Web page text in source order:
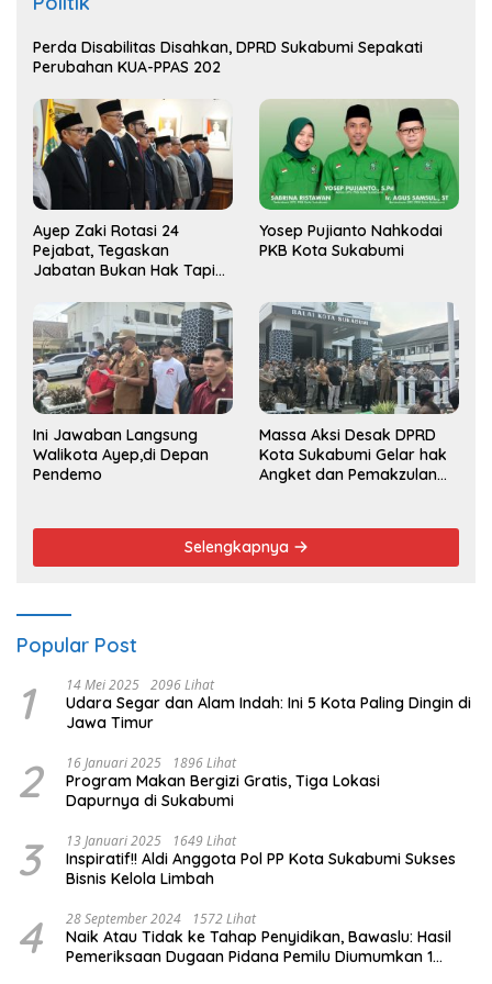
Perda Disabilitas Disahkan, DPRD Sukabumi Sepakati
Perubahan KUA-PPAS 202
Ayep Zaki Rotasi 24
Pejabat, Tegaskan
Jabatan Bukan Hak Tapi
Yosep Pujianto Nahkodai
PKB Kota Sukabumi
Ini Jawaban Langsung
Walikota Ayep,di Depan
Pendemo
Massa Aksi Desak DPRD
Kota Sukabumi Gelar hak
Angket dan Pemakzulan
Selengkapnya
Popular Post
1 14 Mei 2025 2096 Lihat
Udara Segar dan Alam Indah: Ini 5 Kota Paling Dingin di
Jawa Timur
2 16 Januari 2025 1896 Lihat
Program Makan Bergizi Gratis, Tiga Lokasi
Dapurnya di Sukabumi
3 13 Januari 2025 1649 Lihat
Inspiratif!! Aldi Anggota Pol PP Kota Sukabumi Sukses
Bisnis Kelola Limbah
4 28 September 2024 1572 Lihat
Naik Atau Tidak ke Tahap Penyidikan, Bawaslu: Hasil
Pemeriksaan Dugaan Pidana Pemilu Diumumkan 1